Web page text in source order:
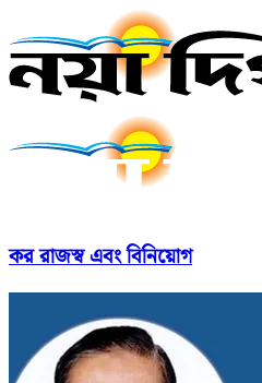
কর রাজস্ব এবং বিনিয়োগ